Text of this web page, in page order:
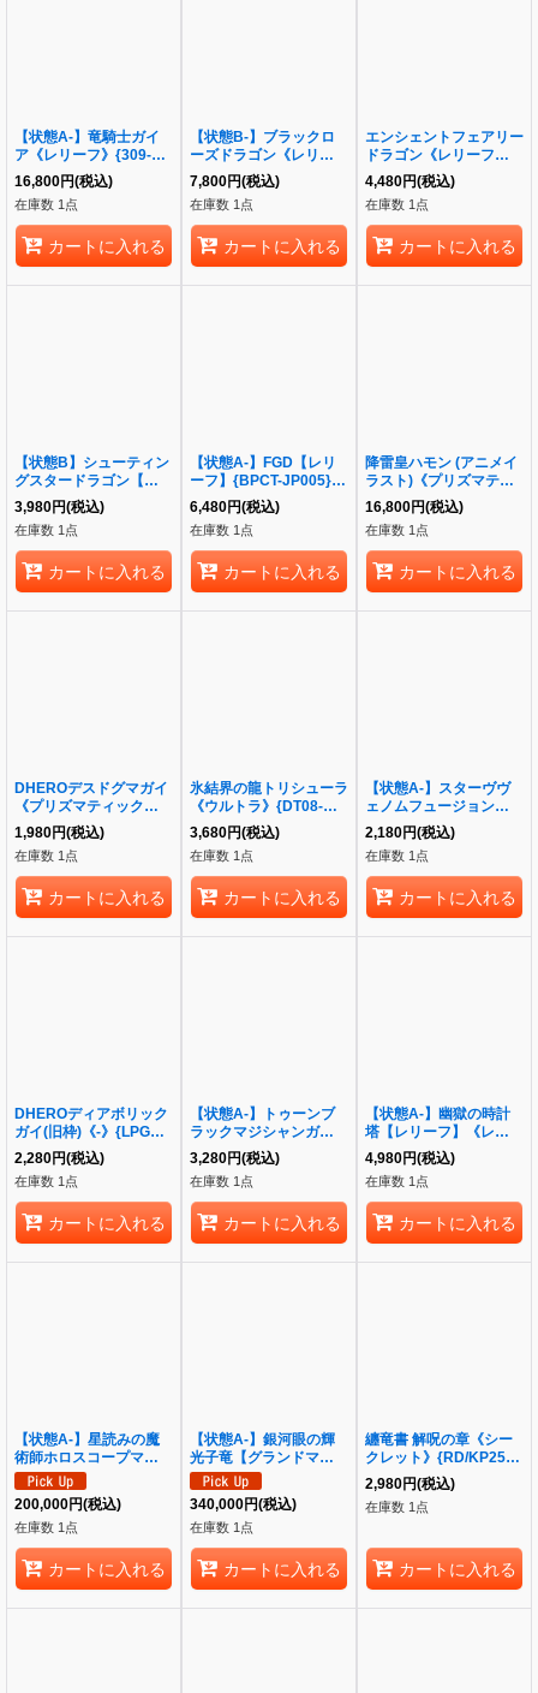
【状態A-】竜騎士ガイ
ア《レリーフ》{309-
057}
16,800円(税込)
在庫数 1点
カートに入れる
【状態B-】ブラックロ
ーズドラゴン《レリー
フ》{CSOC-JP039}
7,800円(税込)
在庫数 1点
カートに入れる
エンシェントフェアリー
ドラゴン《レリーフ》
{ANPR-JP040}
4,480円(税込)
在庫数 1点
カートに入れる
【状態B】シューティン
グスタードラゴン【レリ
ーフ】{STBL-JP040}
《-》{STBL-JP040}
3,980円(税込)
在庫数 1点
カートに入れる
【状態A-】FGD【レリ
ーフ】{BPCT-JP005}
《融合》《レリーフ》
{BPCT-JP005}
6,480円(税込)
在庫数 1点
カートに入れる
降雷皇ハモン (アニメイ
ラスト)《プリズマティ
ックシークレット》
{LPG2-JP040}
16,800円(税込)
在庫数 1点
カートに入れる
DHEROデスドグマガイ
《プリズマティックシー
クレット》{BETB-
JP021}
1,980円(税込)
在庫数 1点
カートに入れる
氷結界の龍トリシューラ
《ウルトラ》{DT08-
JP042}
3,680円(税込)
在庫数 1点
カートに入れる
【状態A-】スターヴヴ
ェノムフュージョンドラ
ゴン【ホログラフィッ
ク】《ホログラフィッ
ク》{INOV-JP038}
2,180円(税込)
在庫数 1点
カートに入れる
DHEROディアボリック
ガイ(旧枠)《-》{LPG2-
JP027}
2,280円(税込)
在庫数 1点
カートに入れる
【状態A-】トゥーンブ
ラックマジシャンガール
【クォーターセンチュリ
ーシークレット】《モン
スター》{QCLP-JP010}
3,280円(税込)
在庫数 1点
カートに入れる
【状態A-】幽獄の時計
塔【レリーフ】《レリー
フ》{EOJ-JP048}
4,980円(税込)
在庫数 1点
カートに入れる
【状態A-】星読みの魔
術師ホロスコープマジシ
ャン【グランドマスタ
ー】《グランドマスタ
ー》{LOCH-JP014}
200,000円(税込)
在庫数 1点
カートに入れる
【状態A-】銀河眼の輝
光子竜【グランドマスタ
ー】《グランドマスタ
ー》{LOCR-JP011}
340,000円(税込)
在庫数 1点
カートに入れる
纏竜書 解呪の章《シー
クレット》{RD/KP25-
JP050}
2,980円(税込)
在庫数 1点
カートに入れる